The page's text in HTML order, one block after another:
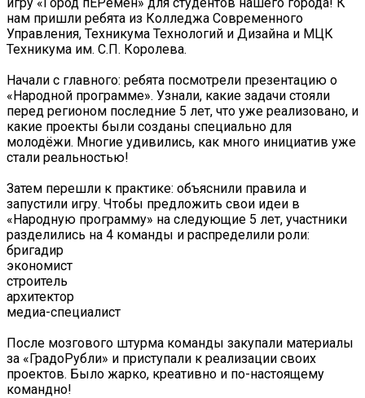
нам пришли ребята из Колледжа Современного
Управления, Техникума Технологий и Дизайна и МЦК
Техникума им. С.П. Королева.
Начали с главного: ребята посмотрели презентацию о
«Народной программе». Узнали, какие задачи стояли
перед регионом последние 5 лет, что уже реализовано, и
какие проекты были созданы специально для
молодёжи. Многие удивились, как много инициатив уже
стали реальностью!
Затем перешли к практике: объяснили правила и
запустили игру. Чтобы предложить свои идеи в
«Народную программу» на следующие 5 лет, участники
разделились на 4 команды и распределили роли:
бригадир
экономист
строитель
архитектор
медиа-специалист
После мозгового штурма команды закупали материалы
за «ГрадоРубли» и приступали к реализации своих
проектов. Было жарко, креативно и по-настоящему
командно!